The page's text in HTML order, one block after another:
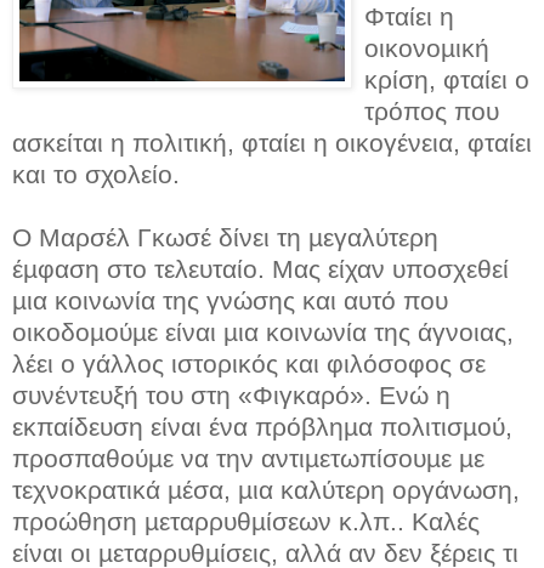
Φταίει η
οικονοµική
κρίση, φταίει ο
τρόπος που
ασκείται η πολιτική, φταίει η οικογένεια, φταίει
και το σχολείο.
O Μαρσέλ Γκωσέ δίνει τη µεγαλύτερη
έµφαση στο τελευταίο. Μας είχαν υποσχεθεί
µια κοινωνία της γνώσης και αυτό που
οικοδοµούµε είναι µια κοινωνία της άγνοιας,
λέει ο γάλλος ιστορικός και φιλόσοφος σε
συνέντευξή του στη «Φιγκαρό». Ενώ η
εκπαίδευση είναι ένα πρόβληµα πολιτισµού,
προσπαθούµε να την αντιµετωπίσουµε µε
τεχνοκρατικά µέσα, µια καλύτερη οργάνωση,
προώθηση µεταρρυθµίσεων κ.λπ.. Καλές
είναι οι µεταρρυθµίσεις, αλλά αν δεν ξέρεις τι